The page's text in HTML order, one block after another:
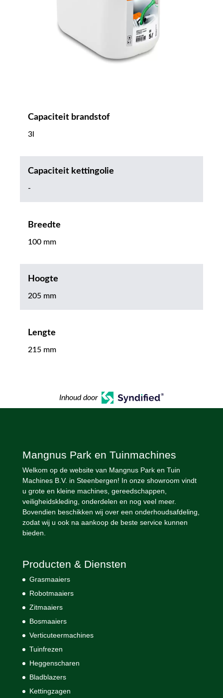
Capaciteit brandstof
3l
Capaciteit kettingolie
-
Breedte
100 mm
Hoogte
205 mm
Lengte
215 mm
Inhoud door
Mangnus Park en Tuinmachines
Welkom op de website van Mangnus Park en Tuin
Machines B.V. in Steenbergen! In onze showroom vindt
u grote en kleine machines, gereedschappen,
veiligheidskleding, onderdelen en nog veel meer.
Bovendien beschikken wij over een onderhoudsafdeling,
zodat wij u ook na aankoop de beste service kunnen
bieden.
Producten & Diensten
Grasmaaiers
Robotmaaiers
Zitmaaiers
Bosmaaiers
Verticuteermachines
Tuinfrezen
Heggenscharen
Bladblazers
Kettingzagen